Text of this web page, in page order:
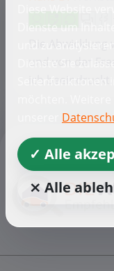
Die
und von der
ich beeindruckt.
Diese Website
Dienste um
und zu
Dienste Sie
Seitenfunktionen
✓ Alle
⨯ Alle